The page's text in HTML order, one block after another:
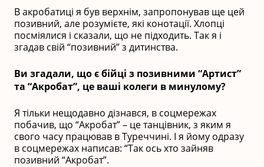
В акробатиці я був верхнім, запропонував ще цей
позивний, але розумієте, які конотації. Хлопці
посміялися і сказали, що не підходить. Так я і
згадав свій “позивний” з дитинства.
Ви згадали, що є бійці з позивними “Артист”
та “Акробат”, це ваші колеги в минулому?
Я тільки нещодавно дізнався, в соцмережах
побачив, що “Акробат” – це танцівник, з яким я
свого часу працював в Туреччині. І я йому одразу
в соцмережах написав: “Так ось хто зайняв
позивний “Акробат”.